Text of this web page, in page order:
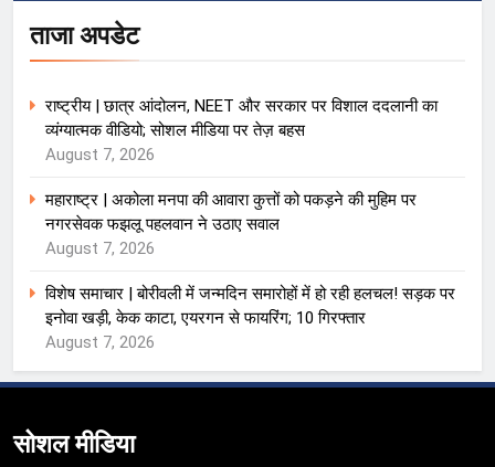
ताजा अपडेट
राष्ट्रीय | छात्र आंदोलन, NEET और सरकार पर विशाल ददलानी का
व्यंग्यात्मक वीडियो; सोशल मीडिया पर तेज़ बहस
August 7, 2026
महाराष्ट्र | अकोला मनपा की आवारा कुत्तों को पकड़ने की मुहिम पर
नगरसेवक फझलू पहलवान ने उठाए सवाल
August 7, 2026
विशेष समाचार | बोरीवली में जन्मदिन समारोहों में हो रही हलचल! सड़क पर
इनोवा खड़ी, केक काटा, एयरगन से फायरिंग; 10 गिरफ्तार
August 7, 2026
सोशल मीडिया